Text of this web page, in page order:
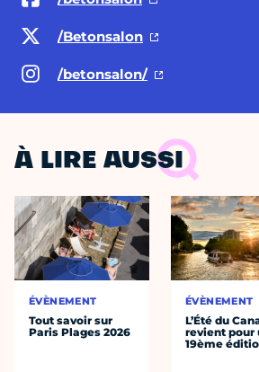
/Betonsalon
/betonsalon/
À LIRE AUSSI
ÉVÈNEMENT
Tout savoir sur
Paris Plages 2026
ÉVÈNEMENT
L’Été du
revient pour
19ème